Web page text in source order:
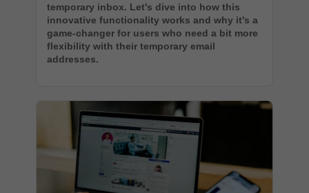
temporary inbox. Let's dive into how this
innovative functionality works and why it's a
game-changer for users who need a bit more
flexibility with their temporary email
addresses.